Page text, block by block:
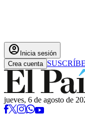
account_circle Inicia sesión
Crea cuenta
jueves, 6 de agosto de